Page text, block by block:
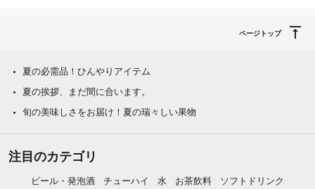
ページトップ
夏の必需品！ひんやりアイテム
夏の挨拶、まだ間に合います。
旬の美味しさをお届け！夏の瑞々しい果物
注目のカテゴリ
ビール・発泡酒 チューハイ 水 お茶飲料
ソフトドリンク